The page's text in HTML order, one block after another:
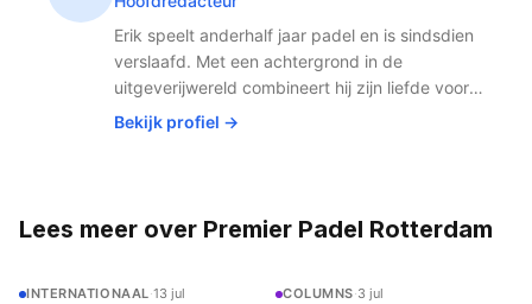
wereldtop naar eigen bodem brengt. Premier Padel
domineert het professionele padel met de hoogste
prijzenpotten, de meeste rankingpunten en de beste
spelers ter wereld.
Erik speelt anderhalf jaar padel en is sindsdien
verslaafd. Met een achtergrond in de
uitgeverijwereld combineert hij zijn liefde voor
publishing met de snelst groeiende sport van
Bekijk profiel →
Lees meer over Premier Padel Rotterdam
INTERNATIONAAL·13 jul COLUMNS·3 jul